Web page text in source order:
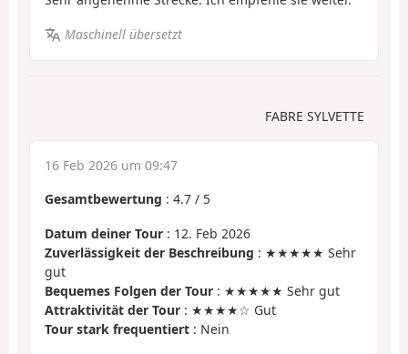
Maschinell übersetzt
FABRE SYLVETTE
16 Feb 2026 um 09:47
Gesamtbewertung : 4.7 / 5
Datum deiner Tour : 12. Feb 2026
Zuverlässigkeit der Beschreibung : ★★★★★ Sehr
gut
Bequemes Folgen der Tour : ★★★★★ Sehr gut
Attraktivität der Tour : ★★★★☆ Gut
Tour stark frequentiert : Nein